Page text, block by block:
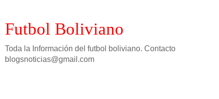
Futbol Boliviano
Toda la Información del futbol boliviano. Contacto
blogsnoticias@gmail.com